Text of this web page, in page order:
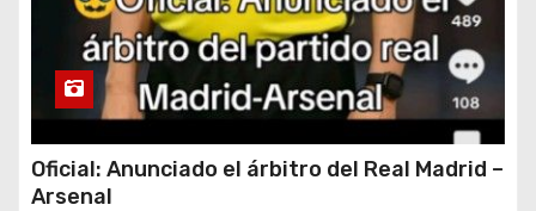
Oficial: Anunciado el árbitro del Real Madrid –
Arsenal